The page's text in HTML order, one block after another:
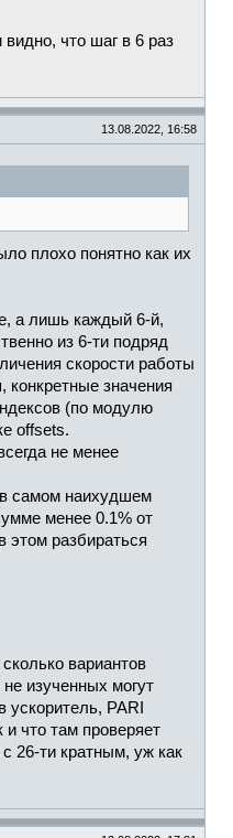
видно, что шаг в 6 раз
13.08.2022, 16:58
плохо понятно как их
а лишь каждый 6-й,
из 6-ти подряд
скорости работы
, конкретные значения
(по модулю
offsets.
не менее
в самом наихудшем
менее 0.1% от
этом разбираться
вариантов
изученных могут
ускоритель, PARI
что там проверяет
26-ти кратным, уж как